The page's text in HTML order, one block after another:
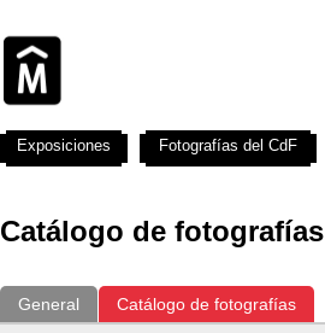
Catálogo de fotografías
General Catálogo de fotografías
Exposiciones Fotografías del CdF